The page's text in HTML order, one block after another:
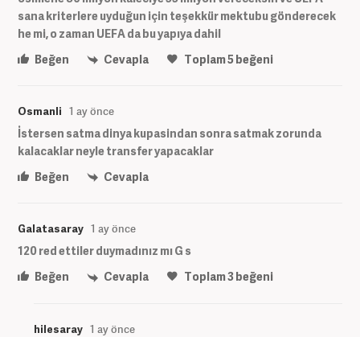
sana kriterlere uyduğun için teşekkür mektubu gönderecek
he mi, o zaman UEFA da bu yapıya dahil
Beğen
Cevapla Toplam5beğeni
Osmanli 1 ay önce
İstersen satma dinya kupasindan sonra satmak zorunda
kalacaklar neyle transfer yapacaklar
Beğen
Cevapla
Galatasaray 1 ay önce
120 red ettiler duymadınız mı G s
Beğen
Cevapla Toplam3beğeni
hilesaray 1 ay önce